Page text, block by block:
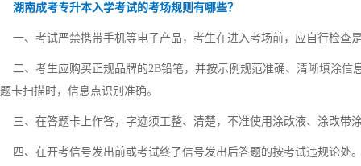
湖南成考专升本入学考试的考场规则有哪些？
一、考试严禁携带手机等电子产品，考生在进入考场前，应自行检查
二、考生应购买正规品牌的2B铅笔，并按示例规范准确、清晰填涂信
题卡扫描时，信息点识别准确。
三、在答题卡上作答，字迹须工整、清楚，不准使用涂改液、涂改带
四、在开考信号发出前或考试终了信号发出后答题的按考试违规论处